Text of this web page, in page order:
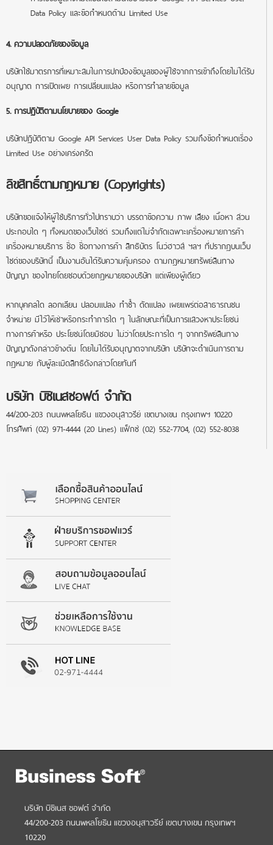
Data Policy และข้อกำหนดด้าน Limited Use
4. ความปลอดภัยของข้อมูล
บริษัทใช้มาตรการที่เหมาะสมในการปกป้องข้อมูลของผู้ใช้จากการเข้าถึงโดยไม่ได้รับ
อนุญาต การเปิดเผย การเปลี่ยนแปลง หรือการทำลายข้อมูล
5. การปฏิบัติตามนโยบายของ Google
บริษัทปฏิบัติตาม Google API Services User Data Policy รวมถึงข้อกำหนดเรื่อง
Limited Use อย่างเคร่งครัด
ลิขสิทธิ์ตามกฎหมาย (Copyrights)
บริษัทขอแจ้งให้ผู้ใช้บริการทั่วไปทราบว่า บรรดาข้อความ ภาพ เสียง เนื้อหา ส่วน
ประกอบใด ๆ ทั้งหมดของเว็บไซด์ รวมถึงแต่ไม่จำกัดเฉพาะเครื่องหมายการค้า
เครื่องหมายบริการ ชื่อ ชื่อทางการค้า สิทธิบัตร โนว์ฮาวส์ ฯลฯ ที่ปรากฎบนเว็บ
ไซด์ของบริษัทนี้ เป็นงานอันได้รับความคุ้มครอง ตามกฎหมายทรัพย์สินทาง
ปัญญา ของไทยโดยชอบด้วยกฎหมายของบริษัท แต่เพียงผู้เดียว
หากบุคคลใด ลอกเลียน ปลอมแปลง ทำซ้ำ ดัดแปลง เผยแพร่ต่อสาธารณชน
จำหน่าย มีไว้ให้เช่าหรือกระทำการใด ๆ ในลักษณะที่เป็นการแสวงหาประโยชน์
ทางการค้าหรือ ประโยชน์โดยมิชอบ ไม่ว่าโดยประการใด ๆ จากทรัพย์สินทาง
ปัญญาดังกล่าวข้างต้น โดยไม่ได้รับอนุญาตจากบริษัท บริษัทจะดำเนินการตาม
กฎหมาย กับผู้ละเมิดสิทธิดังกล่าวโดยทันที
บริษัท บิซิเนสซอฟต์ จำกัด
44/200-203 ถนนพหลโยธิน แขวงอนุสาวรีย์ เขตบางเขน กรุงเทพฯ 10220
โทรศัพท์ (02) 971-4444 (20 Lines) แฟ็กซ์ (02) 552-7704, (02) 552-8038
บริษัท บิซิเนส ซอฟต์ จำกัด
44/200-203 ถนนพหลโยธิน แขวงอนุสาวรีย์ เขตบางเขน กรุงเทพฯ
10220